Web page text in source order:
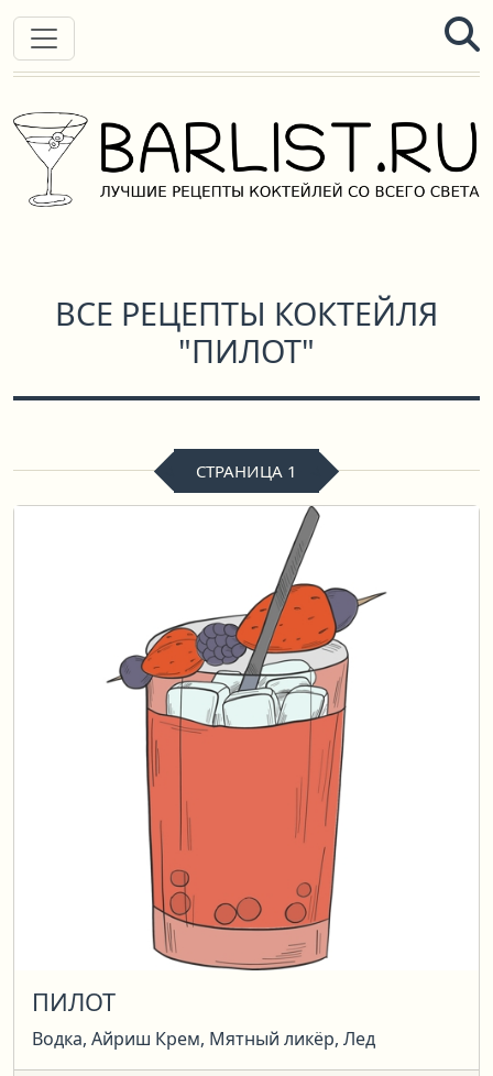
ВСЕ РЕЦЕПТЫ КОКТЕЙЛЯ
"ПИЛОТ"
СТРАНИЦА 1
ПИЛОТ
Водка, Айриш Крем, Мятный ликёр, Лед